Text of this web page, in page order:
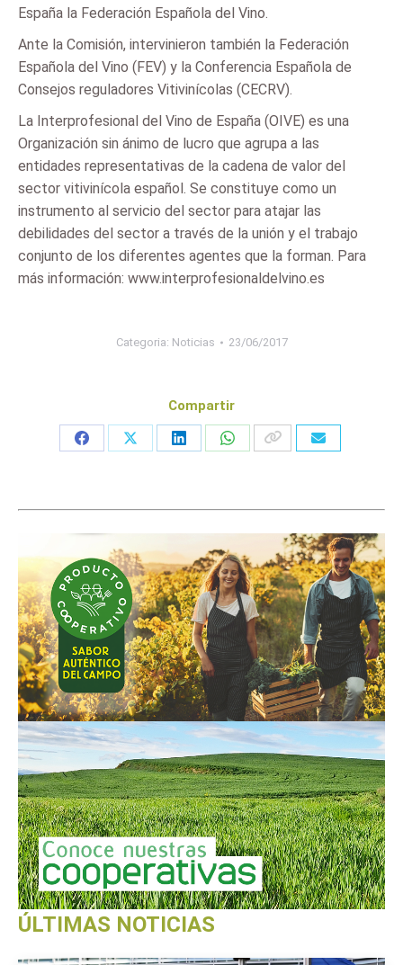
España la Federación Española del Vino.
Ante la Comisión, intervinieron también la Federación
Española del Vino (FEV) y la Conferencia Española de
Consejos reguladores Vitivinícolas (CECRV).
La Interprofesional del Vino de España (OIVE) es una
Organización sin ánimo de lucro que agrupa a las
entidades representativas de la cadena de valor del
sector vitivinícola español. Se constituye como un
instrumento al servicio del sector para atajar las
debilidades del sector a través de la unión y el trabajo
conjunto de los diferentes agentes que la forman. Para
más información: www.interprofesionaldelvino.es
Categoria: Noticias 23/06/2017
Compartir
Share
Share
Share
Share
ÚLTIMAS NOTICIAS